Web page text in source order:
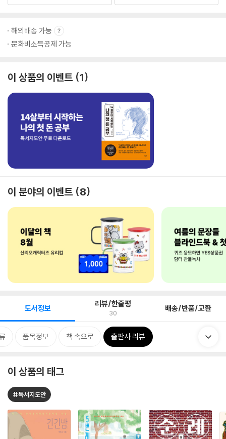
해외배송 가능
문화비소득공제 가능
이 상품의 이벤트 1
이 분야의 이벤트 8
도서정보 리뷰/한줄평
30 배송/반품/교환
품목정보 책 속으로 출판사 리뷰
이 상품의 태그
#독서지도안